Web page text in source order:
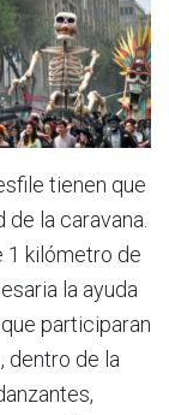
tienen que
la caravana.
1 kilómetro de
la ayuda
participaran
dentro de la